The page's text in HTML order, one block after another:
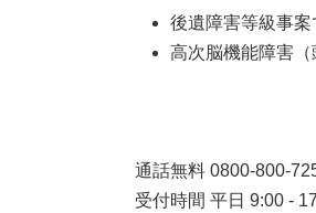
後遺障害等級事
高次脳機能障害
通話無料 0800-800-
受付時間 平日 9:00 -